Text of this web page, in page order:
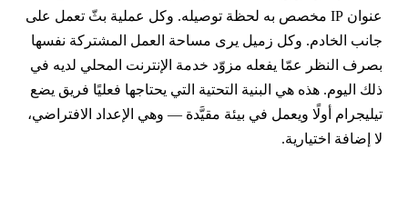
عنوان IP مخصص به لحظة توصيله. وكل عملية بثّ تعمل على
الخادم. وكل زميل يرى مساحة العمل المشتركة نفسها
النظر عمّا يفعله مزوّد خدمة الإنترنت المحلي لديه في
اليوم. هذه هي البنية التحتية التي يحتاجها فعليًا فريق يضع
أولًا ويعمل في بيئة مقيَّدة — وهي الإعداد الافتراضي،
إضافة اختيارية.